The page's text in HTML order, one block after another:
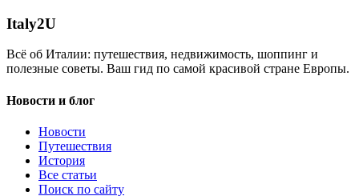
Italy2U
Всё об Италии: путешествия, недвижимость, шоппинг и
полезные советы. Ваш гид по самой красивой стране Европы.
Новости и блог
Новости
Путешествия
История
Все статьи
Поиск по сайту